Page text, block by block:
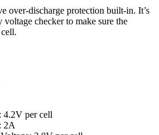
over-discharge protection built-in. It’s
voltage checker to make sure the
4.2V per cell
2A